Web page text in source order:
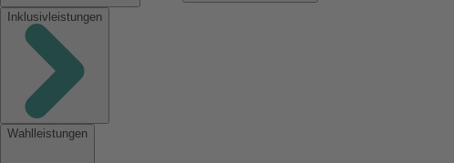
Inklusivleistungen
Wahlleistungen